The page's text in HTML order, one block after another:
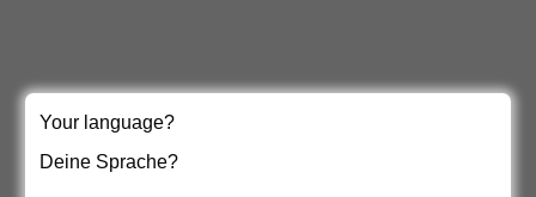
Your language?
Deine Sprache?